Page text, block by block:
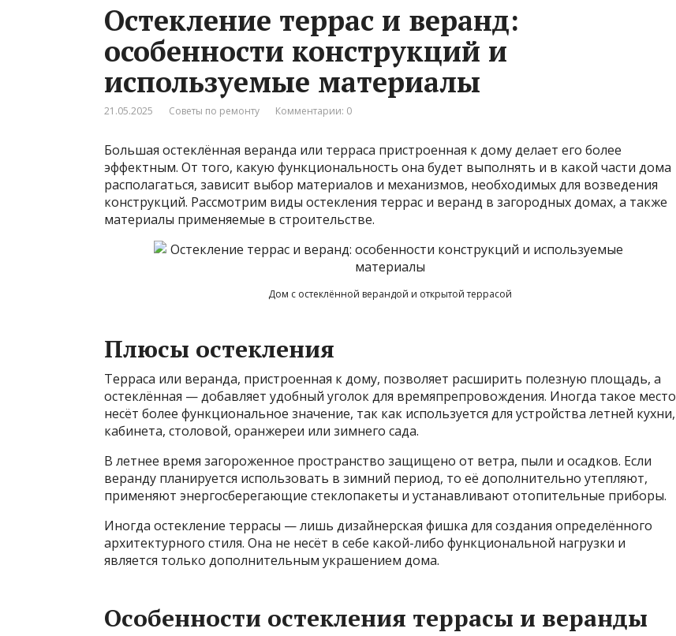
Остекление террас и веранд:
особенности конструкций и
используемые материалы
21.05.2025 Советы по ремонту Комментарии: 0
Большая остеклённая веранда или терраса пристроенная к дому делает его более
эффектным. От того, какую функциональность она будет выполнять и в какой части дома
располагаться, зависит выбор материалов и механизмов, необходимых для возведения
конструкций. Рассмотрим виды остекления террас и веранд в загородных домах, а также
материалы применяемые в строительстве.
Дом с остеклённой верандой и открытой террасой
Плюсы остекления
Терраса или веранда, пристроенная к дому, позволяет расширить полезную площадь, а
остеклённая — добавляет удобный уголок для времяпрепровождения. Иногда такое место
несёт более функциональное значение, так как используется для устройства летней кухни,
кабинета, столовой, оранжереи или зимнего сада.
В летнее время загороженное пространство защищено от ветра, пыли и осадков. Если
веранду планируется использовать в зимний период, то её дополнительно утепляют,
применяют энергосберегающие стеклопакеты и устанавливают отопительные приборы.
Иногда остекление террасы — лишь дизайнерская фишка для создания определённого
архитектурного стиля. Она не несёт в себе какой-либо функциональной нагрузки и
является только дополнительным украшением дома.
Особенности остекления террасы и веранды